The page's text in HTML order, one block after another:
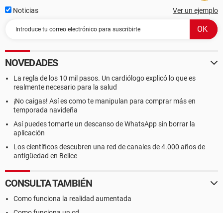
Noticias Ver un ejemplo
NOVEDADES
La regla de los 10 mil pasos. Un cardiólogo explicó lo que es
realmente necesario para la salud
¡No caigas! Así es como te manipulan para comprar más en
temporada navideña
Así puedes tomarte un descanso de WhatsApp sin borrar la
aplicación
Los científicos descubren una red de canales de 4.000 años de
antigüedad en Belice
CONSULTA TAMBIÉN
Como funciona la realidad aumentada